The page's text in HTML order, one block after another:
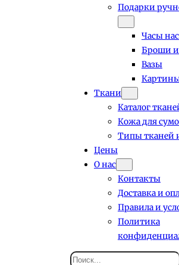
Подарки
Часы
Броши
Вазы
Ткани
Каталог
Кожа для
Типы тканей
Цены
О нас
Контакты
Доставка и
Правила и
Политика
Поиск